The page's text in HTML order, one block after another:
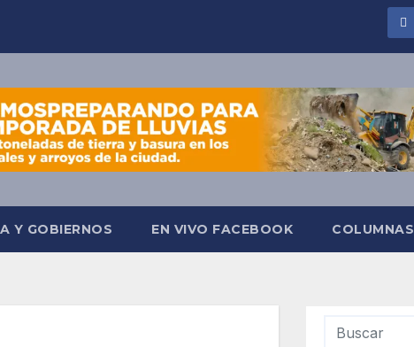
Y GOBIERNOS EN VIVO FACEBOOK COLUMNAS